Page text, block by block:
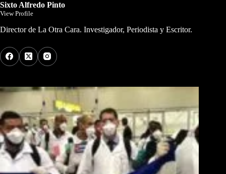
Sixto Alfredo Pinto
View Profile
Director de La Otra Cara. Investigador, Periodista y Escritor.